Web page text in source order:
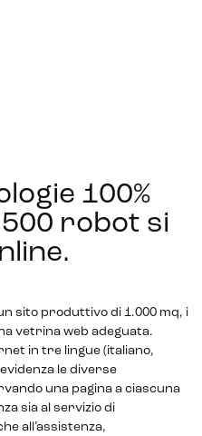
100%
500 robot si
.
sito produttivo di 1.000 mq, i
vetrina web adeguata.
in tre lingue (italiano,
le diverse
una pagina a ciascuna
sia al servizio di
all’assistenza,